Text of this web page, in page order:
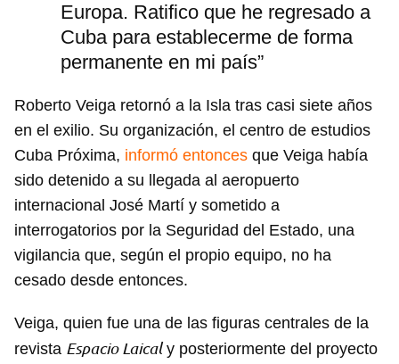
Europa. Ratifico que he regresado a
Cuba para establecerme de forma
permanente en mi país”
Roberto Veiga retornó a la Isla tras casi siete años
en el exilio. Su organización, el centro de estudios
Cuba Próxima, informó entonces que Veiga había
sido detenido a su llegada al aeropuerto
internacional José Martí y sometido a
interrogatorios por la Seguridad del Estado, una
vigilancia que, según el propio equipo, no ha
cesado desde entonces.
Veiga, quien fue una de las figuras centrales de la
revista Espacio Laicaly posteriormente del proyecto